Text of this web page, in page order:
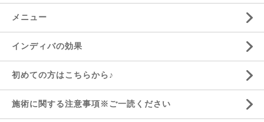
メニュー
インディバの効果
初めての方はこちらから♪
施術に関する注意事項※ご一読ください